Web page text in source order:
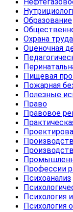
Образование
Охрана труда
Оценочная
Пищевая
Пожарная
Полезные
Право
Правовое
Профессии
Психоанализ
Психология
Психология